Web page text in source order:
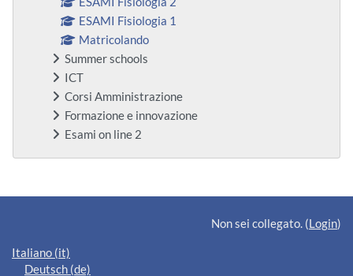
ESAMI Fisiologia 1
Matricolando
Summer schools
ICT
Corsi Amministrazione
Formazione e innovazione
Esami on line 2
Blocchi supplementari
Non sei collegato. (Login)
Italiano ‎(it)‎
Deutsch ‎(de)‎